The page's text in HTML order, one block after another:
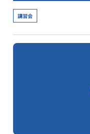
講習会